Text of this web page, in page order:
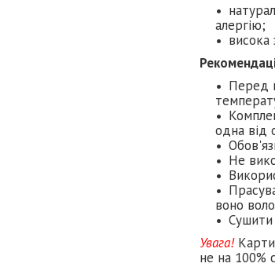
алергію;
висока
Перед
одна від
Не
воно
Сушити
Увага!
не на 100%